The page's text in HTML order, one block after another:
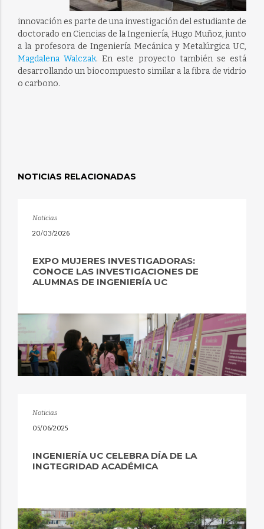
innovación es parte de una investigación del estudiante de
doctorado en Ciencias de la Ingeniería, Hugo Muñoz, junto
a la profesora de Ingeniería Mecánica y Metalúrgica UC,
Magdalena Walczak. En este proyecto también se está
desarrollando un biocompuesto similar a la fibra de vidrio
o carbono.
NOTICIAS RELACIONADAS
Noticias
20/03/2026
EXPO MUJERES INVESTIGADORAS:
CONOCE LAS INVESTIGACIONES DE
ALUMNAS DE INGENIERÍA UC
Noticias
05/06/2025
INGENIERÍA UC CELEBRA DÍA DE LA
INGTEGRIDAD ACADÉMICA